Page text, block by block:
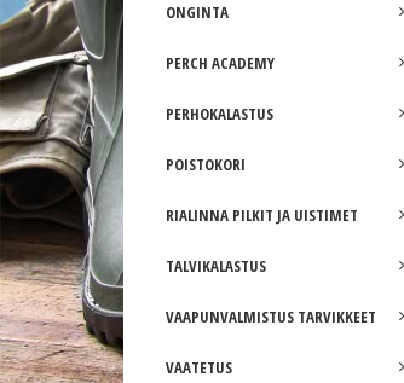
ONGINTA
PERCH ACADEMY
PERHOKALASTUS
POISTOKORI
RIALINNA PILKIT JA UISTIMET
TALVIKALASTUS
VAAPUNVALMISTUS TARVIKKEET
VAATETUS